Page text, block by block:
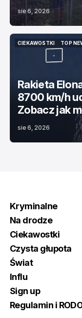
sie 6, 2026
CIEKAWOSTKI
CIEKAWOSTKI
TOP
TOP
Rakieta
8700 km/h
Zobacz jak
sie 6, 2026
Kryminalne
Na drodze
Ciekawostki
Czysta głupota
Świat
Influ
Sign up
Regulamin i